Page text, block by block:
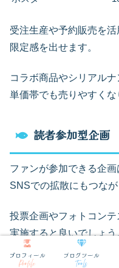
受注生産や予約販売を
限定感を出せます。
コラボ商品やシリアル
単価帯でも売りやすくな
読者参加型企画
ファンが参加できる企画
SNSでの拡散にもつなが
投票企画やフォトコン
実施すると良いでしょう
参加者限定の抽選で限
プロフィール
Profile
ブログツール
Tools